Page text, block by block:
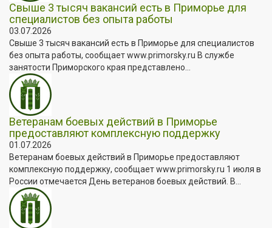
Свыше 3 тысяч вакансий есть в Приморье для
специалистов без опыта работы
03.07.2026
Свыше 3 тысяч вакансий есть в Приморье для специалистов
без опыта работы, сообщает www.primorsky.ru В службе
занятости Приморского края представлено...
Ветеранам боевых действий в Приморье
предоставляют комплексную поддержку
01.07.2026
Ветеранам боевых действий в Приморье предоставляют
комплексную поддержку, сообщает www.primorsky.ru 1 июля в
России отмечается День ветеранов боевых действий. В...